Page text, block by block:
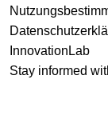
InnovationLab
Stay informed